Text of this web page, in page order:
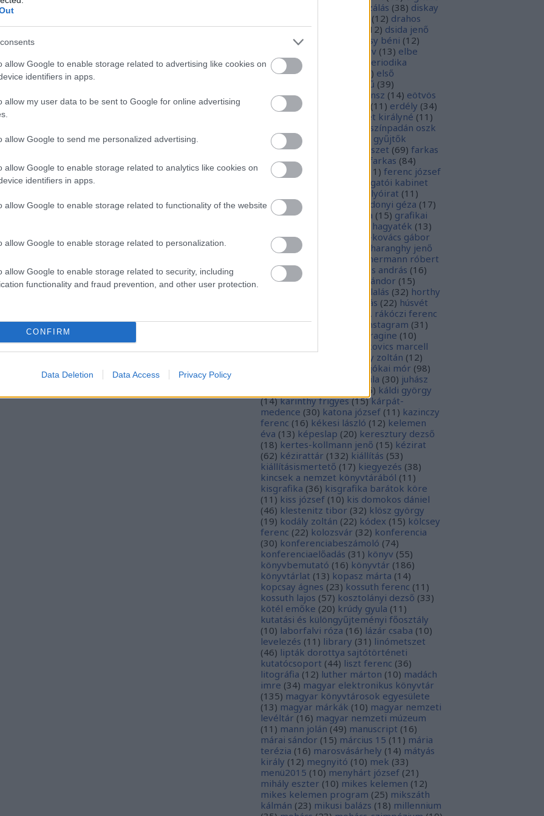
allow Google to enable storage related to advertising like cookies on
identifiers in apps.
allow my user data to be sent to Google for online advertising
allow Google to send me personalized advertising.
allow Google to enable storage related to analytics like cookies on
identifiers in apps.
allow Google to enable storage related to functionality of the website
allow Google to enable storage related to personalization.
allow Google to enable storage related to security, including
functionality and fraud prevention, and other user protection.
CONFIRM
Data Deletion Data Access Privacy Policy
digitalizálás (38) diskay
(12) drahos
istván (20) drótos lászló 12) dsida jenő
dualizmus egressy béni (12)
ekönyv (13) elbe
istván
70
elektronikus periodika
archívum
) első
emlékmű (39)
emlékműrombolás
ensz (14) eötvös
józsef
16 (11 ) erdély (34)
erzsébet királyné (11 )
európa színpadán oszk
29) ex libris
ex libris gyűjtők
gyűjtemények
fametszet (69) farkas
ferenc (12 farkas gábor farkas (84)
fedák sári
11 ) ferenc józsef
főigazgatói kabinet
folyóirat (11 )
galambos ferenc
gárdonyi géza (17)
gondos gábor
grafika (15) grafikai
hagyaték (13)
halász gábor
hamvai-kovács gábor
64 hanvay hajnalka
haranghy jenő
hermann róbert
10) herman ottó hess andrás (16)
hésziodosz
hevesi sándor (15)
honfoglalás (32) horthy
hunyadi mátyás (22) húsvét
ii. rákóczi ferenc
(21) illyés boglárka instagram (31 )
jacobus de voragine (10)
jankovics marcell
jékely zoltán (12)
jókai mór (98)
józsef attila (30) juhász
16) káldi györgy
(14) karinthy frigyes (15) kárpát-
medence (30) katona józsef (11 ) kazinczy
ferenc (16) kékesi lászló (12) kelemen
éva (13) képeslap (20) keresztury dezső
(18) kertes-kollmann jenő (15) kézirat
(62) kézirattár (132) kiállítás (53)
kiállításismertető (17) kiegyezés (38)
kincsek a nemzet könyvtárából (11 )
kisgrafika (36) kisgrafika barátok köre
(11 ) kiss józsef (10) kis domokos dániel
(46) klestenitz tibor (32) klösz györgy
(19) kodály zoltán (22) kódex (15) kölcsey
ferenc (22) kolozsvár (32) konferencia
(30) konferenciabeszámoló (74)
konferenciaelőadás (31 ) könyv (55)
könyvbemutató (16) könyvtár (186)
könyvtárlat (13) kopasz márta (14)
kopcsay ágnes (23) kossuth ferenc (11 )
kossuth lajos (57) kosztolányi dezső (33)
kötél emőke (20) krúdy gyula (11 )
kutatási és különgyűjteményi főosztály
(10) laborfalvi róza (16) lázár csaba (10)
levelezés (11 ) library (31 ) linómetszet
(46) lipták dorottya sajtótörténeti
kutatócsoport (44) liszt ferenc (36)
litográfia (12) luther márton (10) madách
imre (34) magyar elektronikus könyvtár
(135) magyar könyvtárosok egyesülete
(13) magyar márkák (10) magyar nemzeti
levéltár (16) magyar nemzeti múzeum
(11 ) mann jolán (49) manuscript (16)
márai sándor (15) március 15 (11 ) mária
terézia (16) marosvásárhely (14) mátyás
király (12) megnyitó (10) mek (33)
menü2015 (10) menyhárt józsef (21 )
mihály eszter (10) mikes kelemen (12)
mikes kelemen program (25) mikszáth
kálmán (23) mikusi balázs (18) millennium